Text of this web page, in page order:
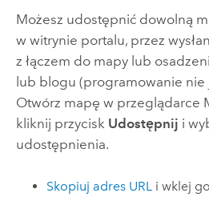
Możesz udostępnić dowolną
w witrynie portalu, przez
z łączem do mapy lub
lub blogu (programowanie nie
Otwórz mapę w przeglądarce
kliknij przycisk Udostępnij i
udostępnienia.
Skopiuj adres URL i wklej